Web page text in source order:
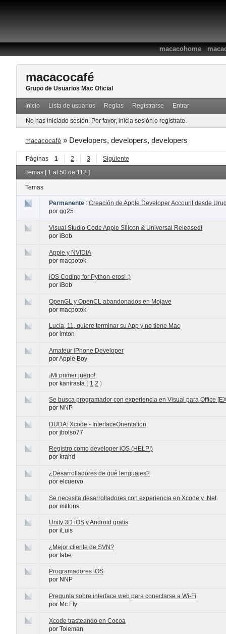
macacohome:
macacocafé
Grupo de Usuarios Mac Oficial
Inicio Lista de usuarios Reglas Registrarse Entrar
No has iniciado sesión. Por favor, inicia sesión o registrate.
macacocafé » Developers, developers, developers
Páginas 1 2 3
Siguiente
Temas [ 1 al 50 de 112 ]
Temas
Permanente : Creación de Apple Developer Account desde
por gg25
Visual Studio Code Apple Silicon & Universal Released!
por iBob
Apple y NVIDIA
por macpotok
iOS Coding for Python-eros! :)
por iBob
OpenGL y OpenCL abandonados en Mojave
por macpotok
Lucía, 11, quiere terminar su App y no tiene Mac
por imton
Amateur iPhone Developer
por Apple Boy
¡Mi primer juego!
por kanirasta ( 1 2 )
Se busca programador con experiencia en Visual para Office
por NNP
DUDA: Xcode - InterfaceOrientation
por jbolso77
Registro como developer iOS (HELP!)
por krahd
¿Desarrolladores de qué lenguajes?
por elcuervo
Se necesita desarrolladores con experiencia en Xcode y .Net
por miltons
Unity 3D iOS y Android gratis
por iLuis
¿Mejor cliente de SVN?
por fabe
Programadores iOS
por NNP
Pregunta sobre interface web para conectarse a Wi-Fi
por Mc Fly
Xcode trasteando en Cocoa
por Toleman